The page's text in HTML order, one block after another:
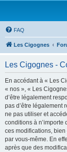
FAQ
Les Cigognes
Les Cigognes -
En accédant à « Les
« nos », « Les
d’être légalement
pas d’être légalement
ne pas utiliser et
conditions à n’importe
ces modifications,
par vous-même. En
après que des